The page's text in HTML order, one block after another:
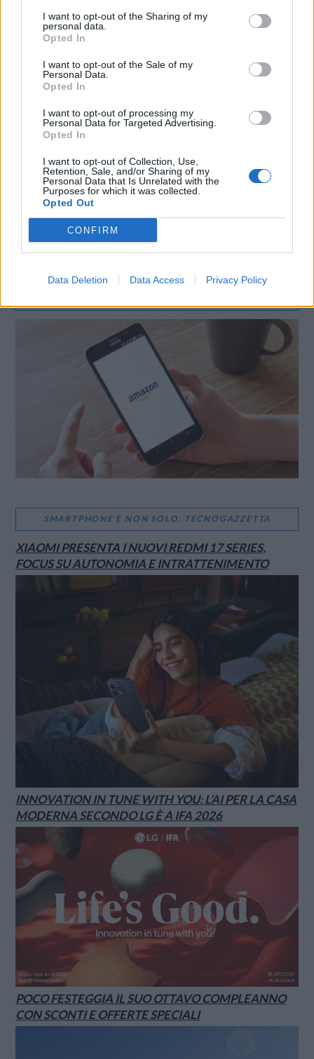
I want to opt-out of the Sharing of my
personal data.
Opted In
I want to opt-out of the Sale of my
Personal Data.
Opted In
I want to opt-out of processing my
Personal Data for Targeted Advertising.
Opted In
I want to opt-out of Collection, Use,
Retention, Sale, and/or Sharing of my
Personal Data that Is Unrelated with the
Purposes for which it was collected.
Opted Out
CONFIRM
Data Deletion Data Access Privacy Policy
Recentemente iliad, da sempre attento alle richieste dei propri
utenti, ha introdotto anche la possibilità di
cambiare il proprio
CONDIVIDI QUESTO ARTICOLO:
X Mastodon Telegram
WhatsApp
SMARTPHONE E NON SOLO: TECNOGAZZETTA
XIAOMI PRESENTA I NUOVI REDMI 17 SERIES,
FOCUS SU AUTONOMIA E INTRATTENIMENTO
INNOVATION IN TUNE WITH YOU: L’AI PER LA CASA
MODERNA SECONDO LG È A IFA 2026
POCO FESTEGGIA IL SUO OTTAVO COMPLEANNO
CON SCONTI E OFFERTE SPECIALI